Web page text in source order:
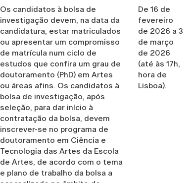
Os candidatos à bolsa de
investigação devem, na data da
candidatura, estar matriculados
ou apresentar um compromisso
de matrícula num ciclo de
estudos que confira um grau de
doutoramento (PhD) em Artes
ou áreas afins. Os candidatos à
bolsa de investigação, após
seleção, para dar início à
contratação da bolsa, devem
inscrever-se no programa de
doutoramento em Ciência e
Tecnologia das Artes da Escola
de Artes, de acordo com o tema
e plano de trabalho da bolsa a
De 16 de
fevereiro
de 2026 a 3
de março
de 2026
(até às 17h,
hora de
Lisboa).